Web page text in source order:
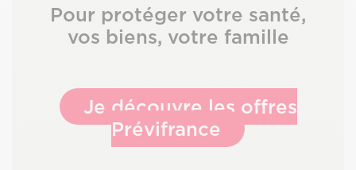
Pour protéger votre santé,
vos biens, votre famille
Je découvre les offres
Prévifrance